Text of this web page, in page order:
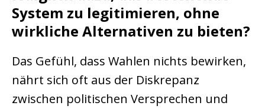
System zu legitimieren, ohne
wirkliche Alternativen zu bieten?
Das Gefühl, dass Wahlen nichts bewirken,
nährt sich oft aus der Diskrepanz
zwischen politischen Versprechen und